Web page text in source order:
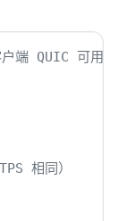
端 QUIC 可用
相同）